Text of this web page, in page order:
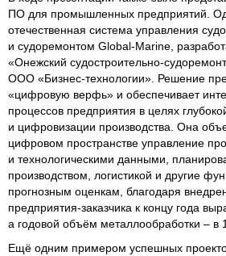
ПО для промышленных предприятий.
отечественная система управления
и судоремонтом Global-Marine,
«Онежский судостроительно-
ООО «Бизнес-технологии». Решение
«цифровую верфь» и обеспечивает
процессов предприятия в целях
и цифровизации производства. Она
цифровом пространстве управление
и технологическими данными,
производством, логистикой и другие
прогнозным оценкам, благодаря
предприятия-заказчика к концу года
а годовой объём металлообработки – в
Ещё одним примером успешных